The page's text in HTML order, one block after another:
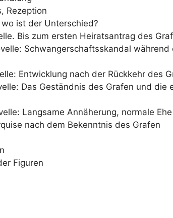
Rezeption
ist der Unterschied?
Bis zum ersten Heiratsantrag des
Schwangerschaftsskandal
Entwicklung nach der Rückkehr des
Das Geständnis des Grafen und die
Langsame Annäherung, normale
nach dem Bekenntnis des Grafen
Figuren